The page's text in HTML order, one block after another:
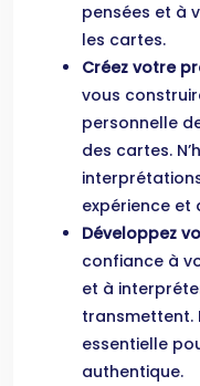
pensées et à
les cartes.
Créez votre
vous
personnelle
des cartes.
expérience et
Développez
confiance à
et à
transmettent.
essentielle
authentique.